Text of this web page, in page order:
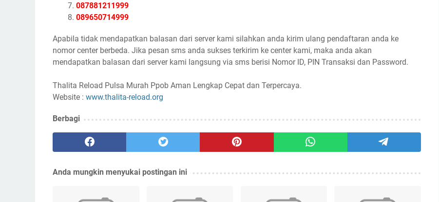
087881211999
089650714999
Apabila tidak mendapatkan balasan dari server kami silahkan anda kirim ulang pendaftaran anda ke
nomor center berbeda. Jika pesan sms anda sukses terkirim ke center kami, maka anda akan
mendapatkan balasan dari server kami langsung via sms berisi Nomor ID, PIN Transaksi dan Password.
Thalita Reload Pulsa Murah Ppob Aman Lengkap Cepat dan Terpercaya.
Website : www.thalita-reload.org
Berbagi
Anda mungkin menyukai postingan ini